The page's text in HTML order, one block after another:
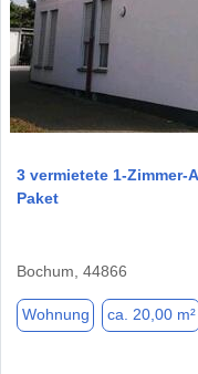
3 vermietete 1-Zimmer-
Paket
Bochum, 44866
Wohnung ca. 20,00 m²